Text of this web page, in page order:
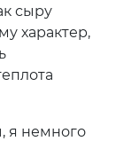
сыру
характер,
я немного